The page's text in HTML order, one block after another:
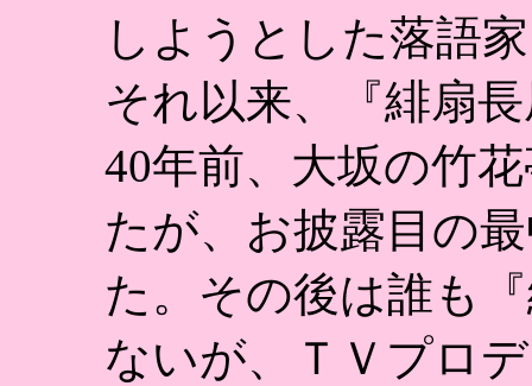
しようとした落語
それ以来、『緋扇
40年前、大坂の竹
たが、お披露目の
た。その後は誰も
ないが、ＴＶプロ